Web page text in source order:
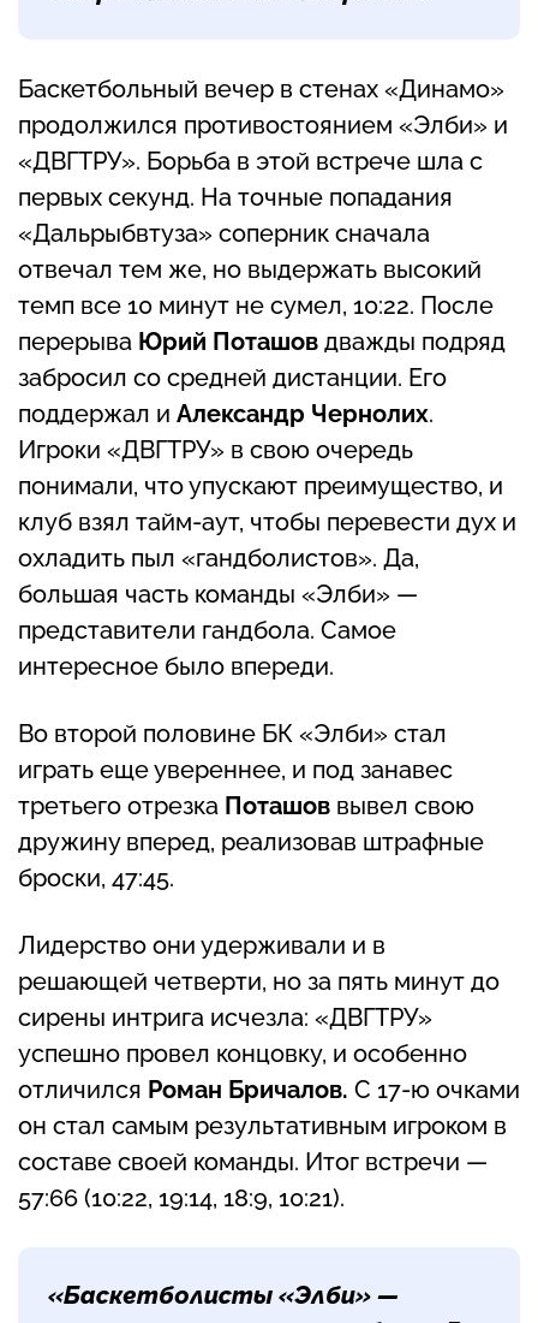
Баскетбольный вечер в стенах «Динамо»
продолжился противостоянием «Элби» и
«ДВГТРУ». Борьба в этой встрече шла с
первых секунд. На точные попадания
«Дальрыбвтуза» соперник сначала
отвечал тем же, но выдержать высокий
темп все 10 минут не сумел, 10:22. После
перерыва Юрий Поташов дважды подряд
забросил со средней дистанции. Его
поддержал и Александр Чернолих.
Игроки «ДВГТРУ» в свою очередь
понимали, что упускают преимущество, и
клуб взял тайм-аут, чтобы перевести дух и
охладить пыл «гандболистов». Да,
большая часть команды «Элби» —
представители гандбола. Самое
интересное было впереди.
Во второй половине БК «Элби» стал
играть еще увереннее, и под занавес
третьего отрезка Поташов вывел свою
дружину вперед, реализовав штрафные
броски, 47:45.
Лидерство они удерживали и в
решающей четверти, но за пять минут до
сирены интрига исчезла: «ДВГТРУ»
успешно провел концовку, и особенно
отличился Роман Бричалов. С 17-ю очками
он стал самым результативным игроком в
составе своей команды. Итог встречи —
57:66 (10:22, 19:14, 18:9, 10:21).
«Баскетболисты «Элби» —